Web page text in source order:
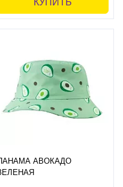
КУПИТЬ
АВОКАДО